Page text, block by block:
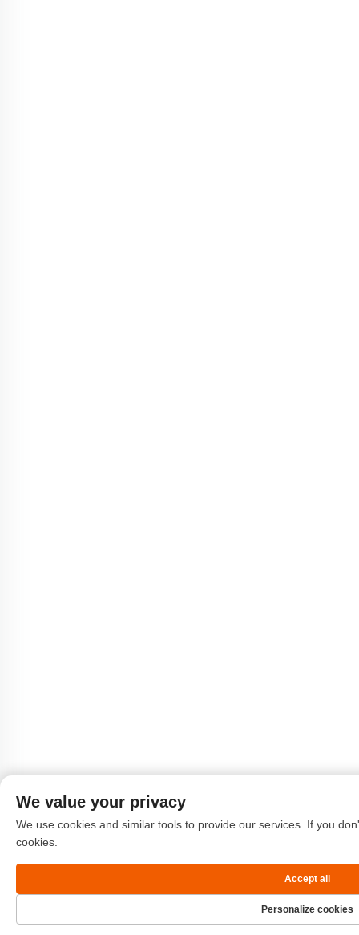
We value your privacy
We use cookies and similar tools to provide our services. If you
cookies.
Personalize cookies
Accept all